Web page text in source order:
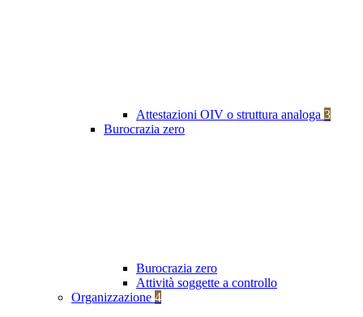
Attestazioni OIV o struttura analoga 3
Burocrazia zero
Burocrazia zero
Attività soggette a controllo
Organizzazione 4